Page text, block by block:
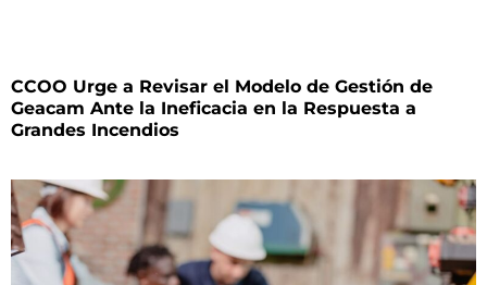
CCOO Urge a Revisar el Modelo de Gestión de
Geacam Ante la Ineficacia en la Respuesta a
Grandes Incendios